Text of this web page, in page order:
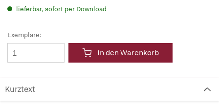
lieferbar, sofort per Download
Exemplare:
In den Warenkorb
Kurztext